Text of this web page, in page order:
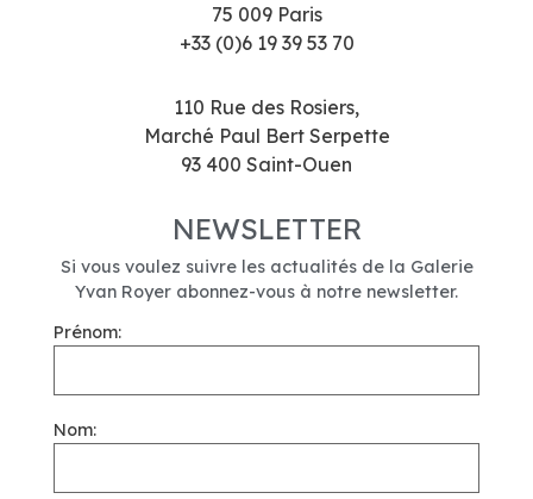
75 009 Paris
+33 (0)6 19 39 53 70
110 Rue des Rosiers,
Marché Paul Bert Serpette
93 400 Saint-Ouen
NEWSLETTER
Si vous voulez suivre les actualités de la Galerie
Yvan Royer abonnez-vous à notre newsletter.
Prénom:
Nom: